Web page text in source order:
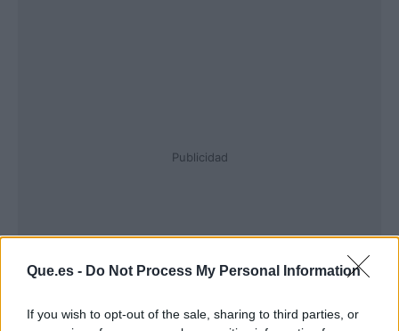
Que.es - Do Not Process My Personal Information
If you wish to opt-out of the sale, sharing to third parties, or
Publicidad